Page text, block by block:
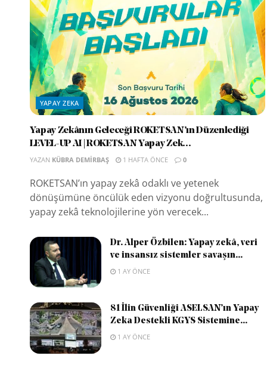
YAPAY ZEKA
Yapay Zekânın Geleceği ROKETSAN’ın Düzenlediği
LEVEL-UP AI | ROKETSAN Yapay Zek...
YAZAN KÜBRA DEMIRBAŞ 1 HAFTA ÖNCE 0
ROKETSAN’ın yapay zekâ odaklı ve yetenek
dönüşümüne öncülük eden vizyonu doğrultusunda,
yapay zekâ teknolojilerine yön verecek...
Dr. Alper Özbilen: Yapay zekâ, veri
ve insansız sistemler savaşın...
1 AY ÖNCE
81 İlin Güvenliği ASELSAN’ın Yapay
Zeka Destekli KGYS Sistemine...
1 AY ÖNCE